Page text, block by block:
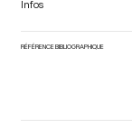
Infos
RÉFÉRENCE BIBLIOGRAPHIQUE